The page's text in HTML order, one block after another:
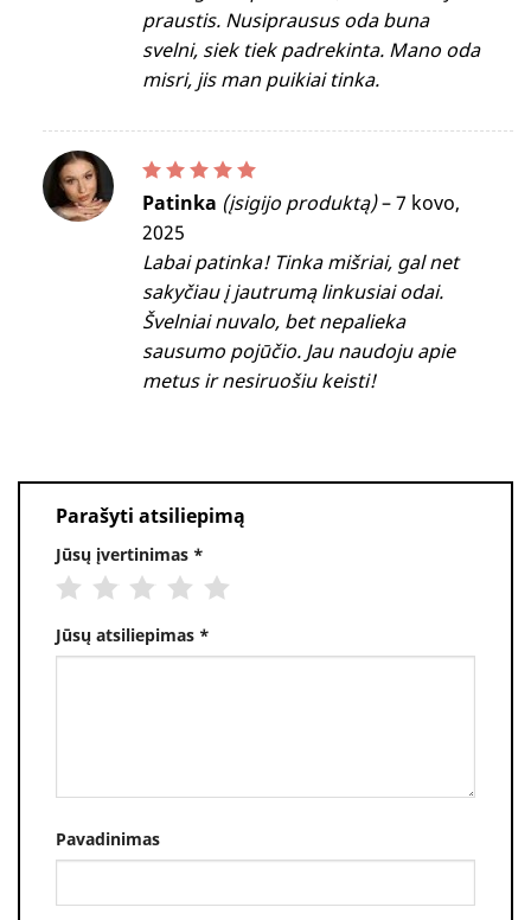
praustis. Nusiprausus oda buna
svelni, siek tiek padrekinta. Mano oda
misri, jis man puikiai tinka.
Įvertinimas:5iš 5
Patinka (įsigijo produktą)–7 kovo,
2025
Labai patinka! Tinka mišriai, gal net
sakyčiau į jautrumą linkusiai odai.
Švelniai nuvalo, bet nepalieka
sausumo pojūčio. Jau naudoju apie
metus ir nesiruošiu keisti!
Parašyti atsiliepimą
Jūsų įvertinimas *
Jūsų atsiliepimas *
Pavadinimas